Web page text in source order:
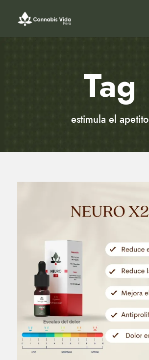
Tag
estimula el apetito